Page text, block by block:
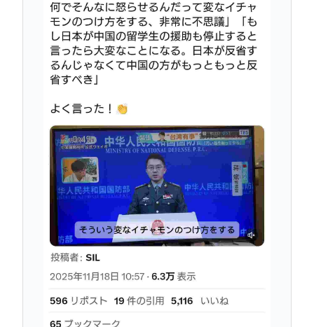
令和の貝殻ビキニ、下品すぎる
買ってきてほしい「福島土産（お菓子）」ランキン
グ！ 2位は「ままどおる（三万石）」、1位は？
山の日、海の日ってあるけどみんなは「山」と
Powered by livedoor 相互RSS